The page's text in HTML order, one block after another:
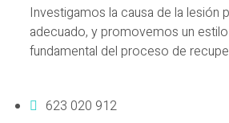
Investigamos la causa de la lesión
adecuado, y promovemos un
fundamental del proceso de
623 020 912